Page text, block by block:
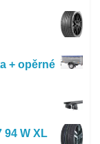
+ opěrné
94 W XL